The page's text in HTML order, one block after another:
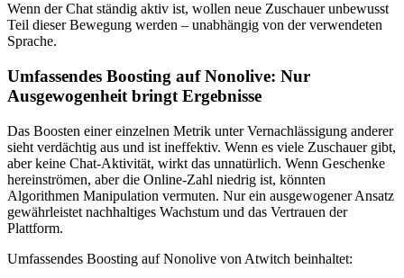
Wenn der Chat ständig aktiv ist, wollen neue Zuschauer unbewusst
Teil dieser Bewegung werden – unabhängig von der verwendeten
Sprache.
Umfassendes Boosting auf Nonolive: Nur
Ausgewogenheit bringt Ergebnisse
Das Boosten einer einzelnen Metrik unter Vernachlässigung anderer
sieht verdächtig aus und ist ineffektiv. Wenn es viele Zuschauer gibt,
aber keine Chat-Aktivität, wirkt das unnatürlich. Wenn Geschenke
hereinströmen, aber die Online-Zahl niedrig ist, könnten
Algorithmen Manipulation vermuten. Nur ein ausgewogener Ansatz
gewährleistet nachhaltiges Wachstum und das Vertrauen der
Plattform.
Umfassendes Boosting auf Nonolive von Atwitch beinhaltet: